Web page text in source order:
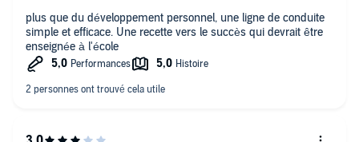
plus que du développement personnel, une ligne de conduite
simple et efficace. Une recette vers le succès qui devrait être
enseignée à l'école